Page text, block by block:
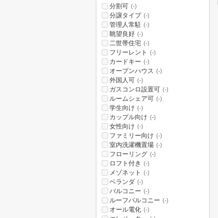
分割可 (-)
分譲タイプ (-)
管理人常駐 (-)
眺望良好 (-)
二世帯住宅 (-)
フリーレント (-)
カードキー (-)
オープンハウス (-)
外国人可 (-)
ガスコンロ設置可 (-)
ルームシェア可 (-)
学生向け (-)
カップル向け (-)
女性向け (-)
ファミリー向け (-)
室内洗濯機置場 (-)
フローリング (-)
ロフト付き (-)
メゾネット (-)
ベランダ (-)
バルコニー (-)
ルーフバルコニー (-)
オール電化 (-)